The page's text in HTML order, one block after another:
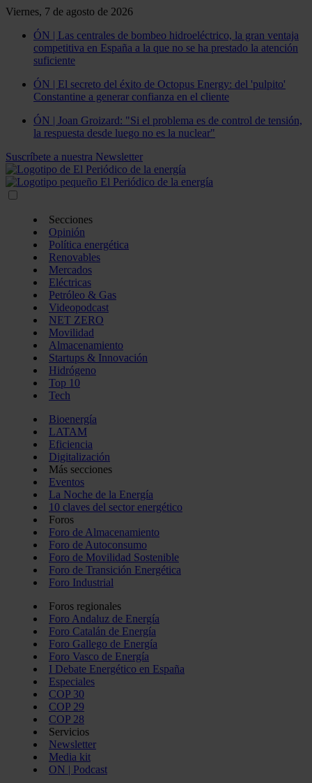
Viernes, 7 de agosto de 2026
ÓN | Las centrales de bombeo hidroeléctrico, la gran ventaja
competitiva en España a la que no se ha prestado la atención
suficiente
ÓN | El secreto del éxito de Octopus Energy: del 'pulpito'
Constantine a generar confianza en el cliente
ÓN | Joan Groizard: "Si el problema es de control de tensión,
la respuesta desde luego no es la nuclear"
Suscríbete a nuestra Newsletter
Secciones
Opinión
Política energética
Renovables
Mercados
Eléctricas
Petróleo & Gas
Videopodcast
NET ZERO
Movilidad
Almacenamiento
Startups & Innovación
Hidrógeno
Top 10
Tech
Bioenergía
LATAM
Eficiencia
Digitalización
Más secciones
Eventos
La Noche de la Energía
10 claves del sector energético
Foros
Foro de Almacenamiento
Foro de Autoconsumo
Foro de Movilidad Sostenible
Foro de Transición Energética
Foro Industrial
Foros regionales
Foro Andaluz de Energía
Foro Catalán de Energía
Foro Gallego de Energía
Foro Vasco de Energía
I Debate Energético en España
Especiales
COP 30
COP 29
COP 28
Servicios
Newsletter
Media kit
ON | Podcast